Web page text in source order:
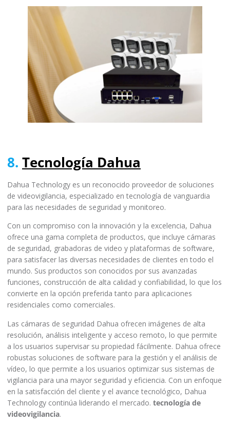
8. Tecnología Dahua
Dahua Technology es un reconocido proveedor de soluciones
de videovigilancia, especializado en tecnología de vanguardia
para las necesidades de seguridad y monitoreo.
Con un compromiso con la innovación y la excelencia, Dahua
ofrece una gama completa de productos, que incluye cámaras
de seguridad, grabadoras de video y plataformas de software,
para satisfacer las diversas necesidades de clientes en todo el
mundo. Sus productos son conocidos por sus avanzadas
funciones, construcción de alta calidad y confiabilidad, lo que los
convierte en la opción preferida tanto para aplicaciones
residenciales como comerciales.
Las cámaras de seguridad Dahua ofrecen imágenes de alta
resolución, análisis inteligente y acceso remoto, lo que permite
a los usuarios supervisar su propiedad fácilmente. Dahua ofrece
robustas soluciones de software para la gestión y el análisis de
vídeo, lo que permite a los usuarios optimizar sus sistemas de
vigilancia para una mayor seguridad y eficiencia. Con un enfoque
en la satisfacción del cliente y el avance tecnológico, Dahua
Technology continúa liderando el mercado. tecnología de
videovigilancia.